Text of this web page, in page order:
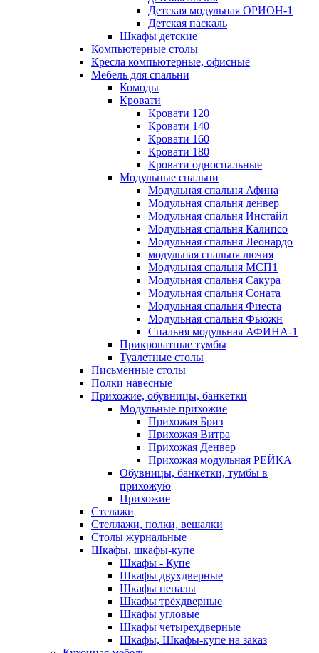
Детская модульная ОРИОН-1
Детская паскаль
Шкафы детские
Компьютерные столы
Кресла компьютерные, офисные
Мебель для спальни
Комоды
Кровати
Кровати 120
Кровати 140
Кровати 160
Кровати 180
Кровати односпальные
Модульные спальни
Модульная спальня Афина
Модульная спальня денвер
Модульная спальня Инстайл
Модульная спальня Калипсо
Модульная спальня Леонардо
модульная спальня лючия
Модульная спальня МСП1
Модульная спальня Сакура
Модульная спальня Соната
Модульная спальня Фиеста
Модульная спальня Фьюжн
Спальня модульная АФИНА-1
Прикроватные тумбы
Туалетные столы
Письменные столы
Полки навесные
Прихожие, обувницы, банкетки
Модульные прихожие
Прихожая Бриз
Прихожая Витра
Прихожая Денвер
Прихожая модульная РЕЙКА
Обувницы, банкетки, тумбы в
прихожую
Прихожие
Стелажи
Стеллажи, полки, вешалки
Столы журнальные
Шкафы, шкафы-купе
Шкафы - Купе
Шкафы двухдверные
Шкафы пеналы
Шкафы трёхдверные
Шкафы угловые
Шкафы четырехдверные
Шкафы, Шкафы-купе на заказ